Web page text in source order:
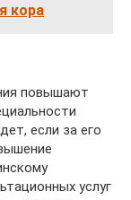
кора
повышают
если за его
услуг